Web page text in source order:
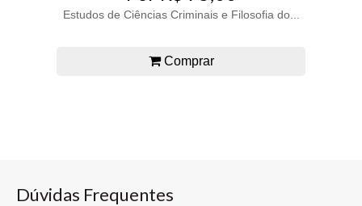
Estudos de Ciências Criminais e Filosofia do...
Comprar
Dúvidas Frequentes